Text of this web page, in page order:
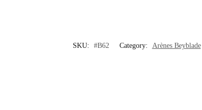
SKU: #B62 Category: Arènes Beyblade